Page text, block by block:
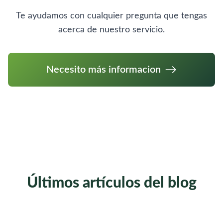
Te ayudamos con cualquier pregunta que tengas
acerca de nuestro servicio.
Necesito más informacion
Últimos artículos del blog